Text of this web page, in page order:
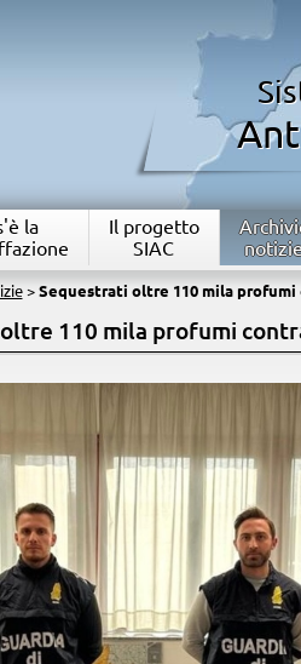
la
Il progetto
SIAC
> Sequestrati oltre 110 mila
110 mila profumi